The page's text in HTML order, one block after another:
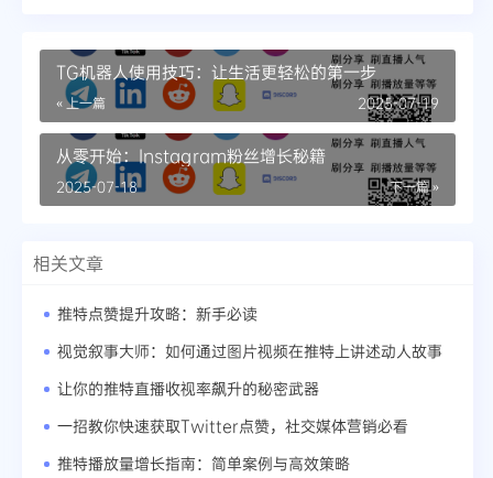
TG机器人使用技巧：让生活更轻松的第一步
« 上一篇 2025-07-19
从零开始：Instagram粉丝增长秘籍
下一篇 »
2025-07-18
相关文章
推特点赞提升攻略：新手必读
视觉叙事大师：如何通过图片视频在推特上讲述动人故事
让你的推特直播收视率飙升的秘密武器
一招教你快速获取Twitter点赞，社交媒体营销必看
推特播放量增长指南：简单案例与高效策略